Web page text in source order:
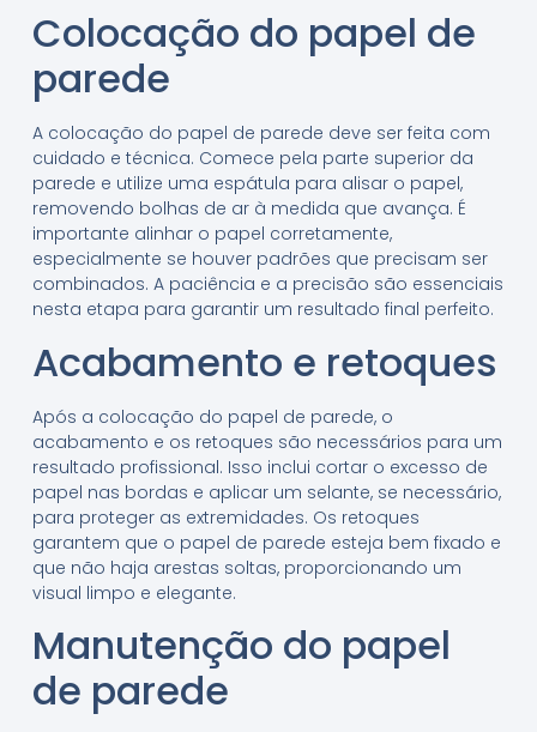
Colocação do papel de
parede
A colocação do papel de parede deve ser feita com
cuidado e técnica. Comece pela parte superior da
parede e utilize uma espátula para alisar o papel,
removendo bolhas de ar à medida que avança. É
importante alinhar o papel corretamente,
especialmente se houver padrões que precisam ser
combinados. A paciência e a precisão são essenciais
nesta etapa para garantir um resultado final perfeito.
Acabamento e retoques
Após a colocação do papel de parede, o
acabamento e os retoques são necessários para um
resultado profissional. Isso inclui cortar o excesso de
papel nas bordas e aplicar um selante, se necessário,
para proteger as extremidades. Os retoques
garantem que o papel de parede esteja bem fixado e
que não haja arestas soltas, proporcionando um
visual limpo e elegante.
Manutenção do papel
de parede